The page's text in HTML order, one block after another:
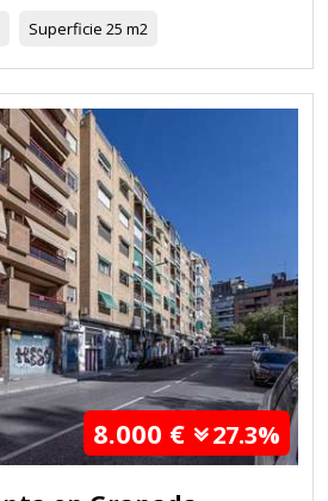
Superficie 25 m2
8.000 € 27.3%